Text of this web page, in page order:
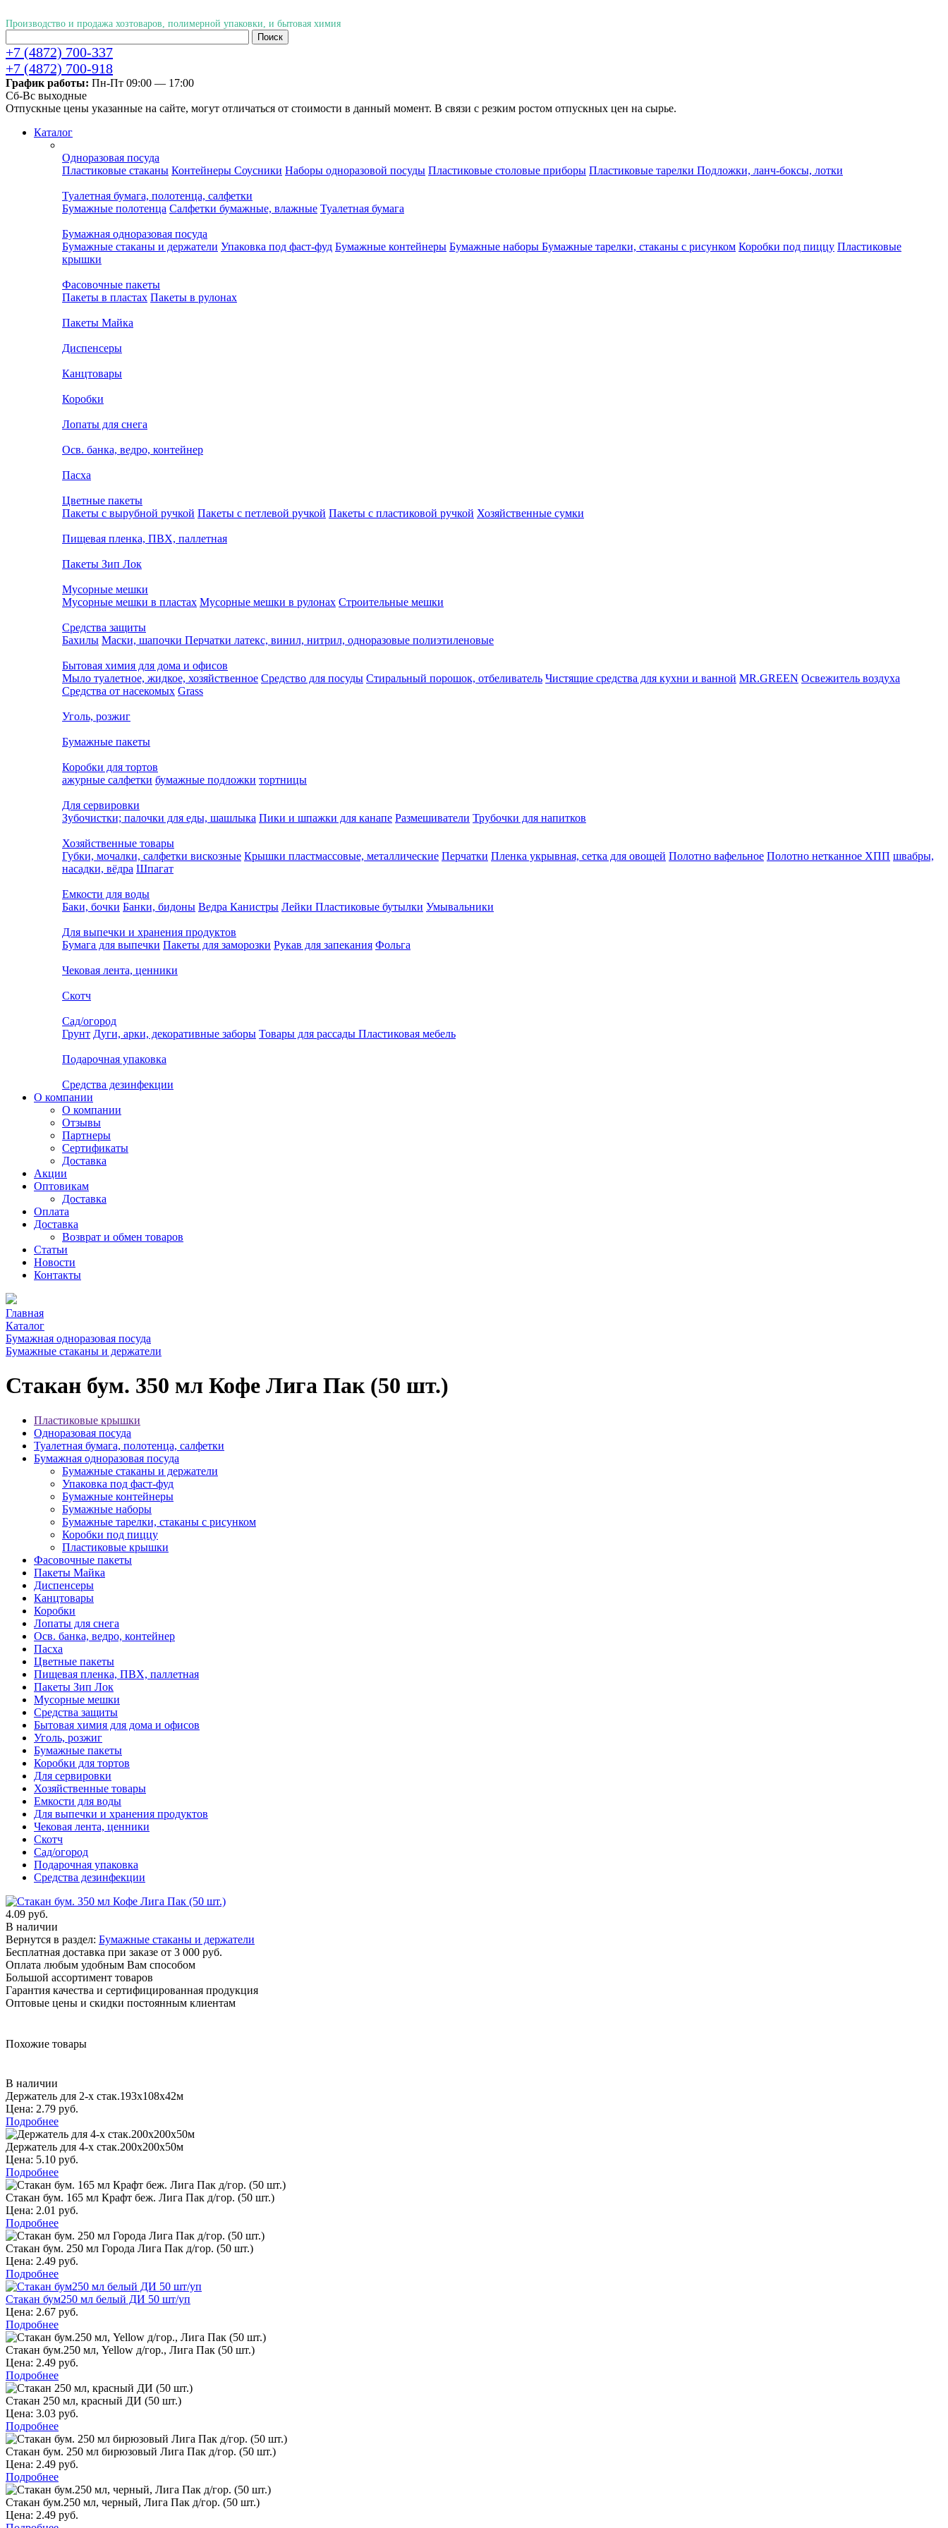
Производство и продажа хозтоваров, полимерной упаковки, и бытовая химия
+7 (4872) 700-337
+7 (4872) 700-918
График работы: Пн-Пт 09:00 — 17:00
Cб-Вс выходные
Отпускные цены указанные на сайте, могут отличаться от стоимости в данный момент. В связи с резким ростом отпускных цен на сырье.
Каталог
Одноразовая посуда
Пластиковые стаканы Контейнеры Соусники Наборы одноразовой посуды Пластиковые столовые приборы Пластиковые тарелки Подложки, ланч-боксы, лотки
Туалетная бумага, полотенца, салфетки
Бумажные полотенца Салфетки бумажные, влажные Туалетная бумага
Бумажная одноразовая посуда
Бумажные стаканы и держатели Упаковка под фаст-фуд Бумажные контейнеры Бумажные наборы Бумажные тарелки, стаканы с рисунком Коробки под пиццу Пластиковые
крышки
Фасовочные пакеты
Пакеты в пластах Пакеты в рулонах
Пакеты Майка
Диспенсеры
Канцтовары
Коробки
Лопаты для снега
Осв. банка, ведро, контейнер
Пасха
Цветные пакеты
Пакеты с вырубной ручкой Пакеты с петлевой ручкой Пакеты с пластиковой ручкой Хозяйственные сумки
Пищевая пленка, ПВХ, паллетная
Пакеты Зип Лок
Мусорные мешки
Мусорные мешки в пластах Мусорные мешки в рулонах Строительные мешки
Средства защиты
Бахилы Маски, шапочки Перчатки латекс, винил, нитрил, одноразовые полиэтиленовые
Бытовая химия для дома и офисов
Мыло туалетное, жидкое, хозяйственное Средство для посуды Стиральный порошок, отбеливатель Чистящие средства для кухни и ванной MR.GREEN Освежитель воздуха
Средства от насекомых Grass
Уголь, розжиг
Бумажные пакеты
Коробки для тортов
ажурные салфетки бумажные подложки тортницы
Для сервировки
Зубочистки; палочки для еды, шашлыка Пики и шпажки для канапе Размешиватели Трубочки для напитков
Хозяйственные товары
Губки, мочалки, салфетки вискозные Крышки пластмассовые, металлические Перчатки Пленка укрывная, сетка для овощей Полотно вафельное Полотно нетканное ХПП швабры,
насадки, вёдра Шпагат
Емкости для воды
Баки, бочки Банки, бидоны Ведра Канистры Лейки Пластиковые бутылки Умывальники
Для выпечки и хранения продуктов
Бумага для выпечки Пакеты для заморозки Рукав для запекания Фольга
Чековая лента, ценники
Скотч
Сад/огород
Грунт Дуги, арки, декоративные заборы Товары для рассады Пластиковая мебель
Подарочная упаковка
Средства дезинфекции
О компании
О компании
Отзывы
Партнеры
Сертификаты
Доставка
Акции
Оптовикам
Доставка
Оплата
Доставка
Возврат и обмен товаров
Статьи
Новости
Контакты
Главная
Каталог
Бумажная одноразовая посуда
Бумажные стаканы и держатели
Стакан бум. 350 мл Кофе Лига Пак (50 шт.)
Пластиковые крышки
Одноразовая посуда
Туалетная бумага, полотенца, салфетки
Бумажная одноразовая посуда
Бумажные стаканы и держатели
Упаковка под фаст-фуд
Бумажные контейнеры
Бумажные наборы
Бумажные тарелки, стаканы с рисунком
Коробки под пиццу
Пластиковые крышки
Фасовочные пакеты
Пакеты Майка
Диспенсеры
Канцтовары
Коробки
Лопаты для снега
Осв. банка, ведро, контейнер
Пасха
Цветные пакеты
Пищевая пленка, ПВХ, паллетная
Пакеты Зип Лок
Мусорные мешки
Средства защиты
Бытовая химия для дома и офисов
Уголь, розжиг
Бумажные пакеты
Коробки для тортов
Для сервировки
Хозяйственные товары
Емкости для воды
Для выпечки и хранения продуктов
Чековая лента, ценники
Скотч
Сад/огород
Подарочная упаковка
Средства дезинфекции
4.09 руб.
В наличии
Вернутся в раздел: Бумажные стаканы и держатели
Бесплатная доставка при заказе от 3 000 руб.
Оплата любым удобным Вам способом
Большой ассортимент товаров
Гарантия качества и сертифицированная продукция
Оптовые цены и скидки постоянным клиентам
Похожие товары
В наличии
Держатель для 2-х стак.193х108х42м
Цена: 2.79 руб.
Подробнее
Держатель для 4-х стак.200х200х50м
Цена: 5.10 руб.
Подробнее
Стакан бум. 165 мл Крафт беж. Лига Пак д/гор. (50 шт.)
Цена: 2.01 руб.
Подробнее
Стакан бум. 250 мл Города Лига Пак д/гор. (50 шт.)
Цена: 2.49 руб.
Подробнее
Стакан бум250 мл белый ДИ 50 шт/уп
Цена: 2.67 руб.
Подробнее
Стакан бум.250 мл, Yellow д/гор., Лига Пак (50 шт.)
Цена: 2.49 руб.
Подробнее
Стакан 250 мл, красный ДИ (50 шт.)
Цена: 3.03 руб.
Подробнее
Стакан бум. 250 мл бирюзовый Лига Пак д/гор. (50 шт.)
Цена: 2.49 руб.
Подробнее
Стакан бум.250 мл, черный, Лига Пак д/гор. (50 шт.)
Цена: 2.49 руб.